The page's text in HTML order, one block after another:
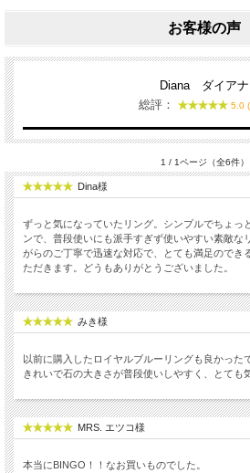
お客様の声
Diana ダイアナ
総評：
5.0
1 / 1ページ（全6件）
Dina様
ずっと気になっていたリング。シンプルでちょっ
ンで、普段使いにも派手すぎず使いやすい素敵な
がらのご丁寧で迅速な対応で、とても満足のでき
ただきます。どうもありがとうございました。
みき様
以前に購入したロイヤルブルーリングも良かった
きれいで石の大きさが普段使いしやすく、とても
MRS. エツコ様
本当にBINGO！！なお買いものでした。